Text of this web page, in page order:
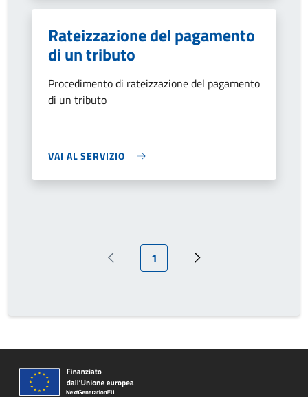
Rateizzazione del pagamento
di un tributo
Procedimento di rateizzazione del pagamento
di un tributo
VAI AL SERVIZIO
Pagina precedente
Pagina attuale
1 Prossima pagina